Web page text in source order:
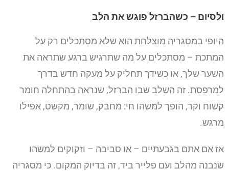
ולסיום – כשהברזל פוגש את הלב
היופי במסגריה מוצלחת הוא שלא מסתכלים רק על
המתכת – מסתכלים על מה שתרגיש ברגע שתראה את
השער שלך, או כשידך תחליק על מעקה חדש בדרך
למרפסת. זה השלב שבו הברזל, שנראה בהתחלה חומר
קשוח וקר, הופך למשהו חי: מחבק, שומר, מקשט, אפילו
מרגש.
אז אם אתם בגבעתיים – או סביבה – וזקוקים למשהו
שנבנה מהלב ועם פלייר ביד, זה בדיוק המקום. כי מסגריה